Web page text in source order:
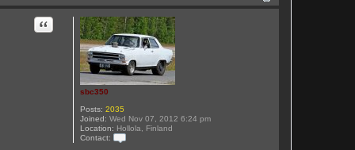
n
t
a
c
t
s
b
c
3
sbc350
Posts: 2035
Joined: Wed Nov 07, 2012 6:24 pm
Location: Hollola, Finland
Contact:
Quote